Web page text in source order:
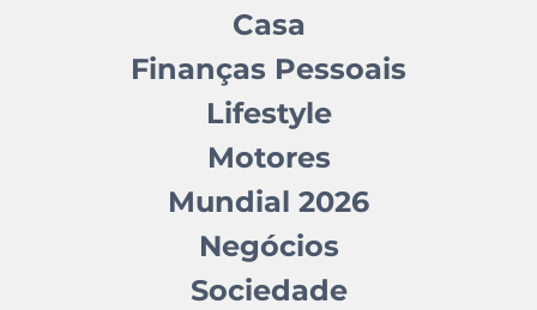
Casa
Finanças Pessoais
Lifestyle
Motores
Mundial 2026
Negócios
Sociedade